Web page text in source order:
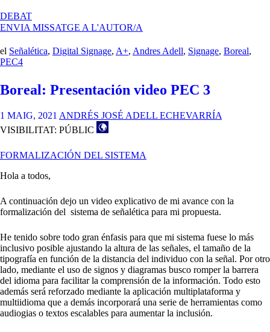
DEBATA
APLICACIÓN
ANDRÉS
ADELL
ENVIA MISSATGE A L'AUTOR/A
el Señalética, Digital Signage, A+, Andres Adell, Signage, Boreal,
PEC4
Boreal: Presentación video PEC 3
1 MAIG, 2021 ANDRÉS JOSÉ ADELL ECHEVARRÍA
VISIBILITAT: PÚBLIC
FORMALIZACIÓN DEL SISTEMA
Hola a todos,
A continuación dejo un video explicativo de mi avance con la
formalización del sistema de señalética para mi propuesta.
He tenido sobre todo gran énfasis para que mi sistema fuese lo más
inclusivo posible ajustando la altura de las señales, el tamaño de la
tipografía en función de la distancia del individuo con la señal. Por otro
lado, mediante el uso de signos y diagramas busco romper la barrera
del idioma para facilitar la comprensión de la información. Todo esto
además será reforzado mediante la aplicación multiplataforma y
multiidioma que a demás incorporará una serie de herramientas como
audiogias o textos escalables para aumentar la inclusión.